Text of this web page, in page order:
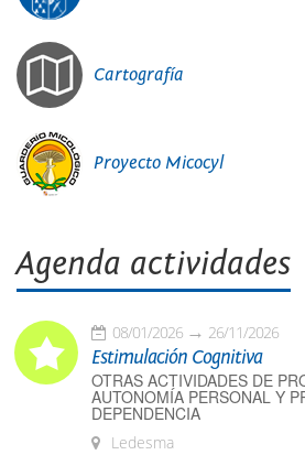
Cartografía
Proyecto Micocyl
Agenda actividades
08/01/2026 26/11/2026
Estimulación Cognitiva
OTRAS ACTIVIDADES DE
AUTONOMÍA PERSONAL Y
DEPENDENCIA
Ledesma